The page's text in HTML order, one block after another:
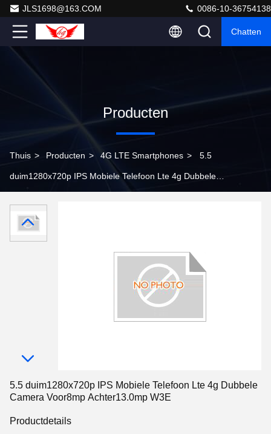
JLS1698@163.COM 0086-10-36754138
Chatten
Producten
Thuis > Producten > 4G LTE Smartphones > 5.5
duim1280x720p IPS Mobiele Telefoon Lte 4g Dubbele
5.5 duim1280x720p IPS Mobiele Telefoon Lte 4g Dubbele
Camera Voor8mp Achter13.0mp W3E
Productdetails